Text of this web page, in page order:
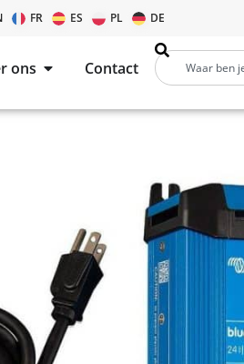
FR ES PL DE
ons Contact